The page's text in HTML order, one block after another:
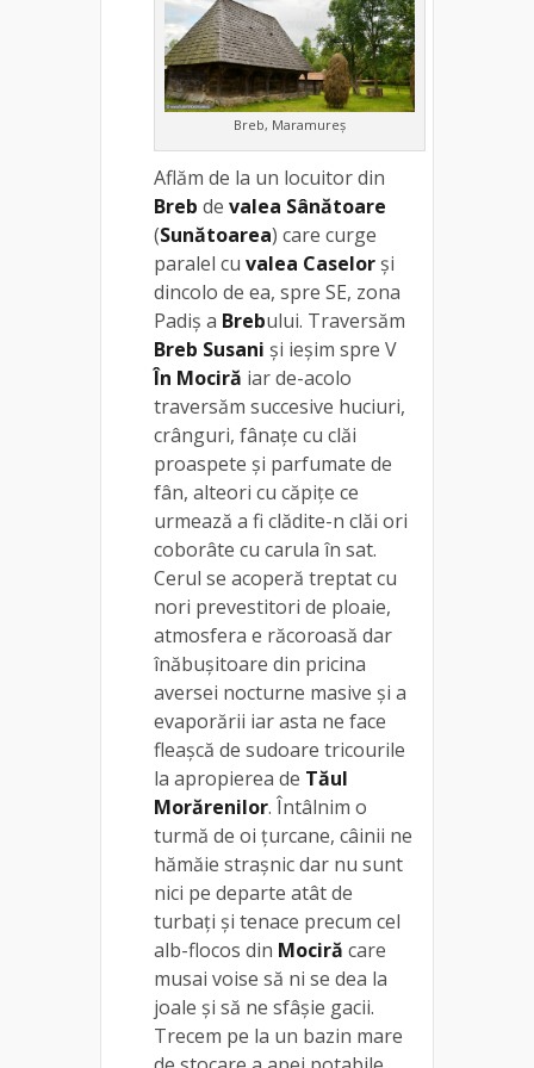
Breb, Maramureș
Aflăm de la un locuitor din
Breb de valea Sânătoare
(Sunătoarea) care curge
paralel cu valea Caselor și
dincolo de ea, spre SE, zona
Padiș a Brebului. Traversăm
Breb Susani și ieșim spre V
În Mociră iar de-acolo
traversăm succesive huciuri,
crânguri, fânațe cu clăi
proaspete și parfumate de
fân, alteori cu căpițe ce
urmează a fi clădite-n clăi ori
coborâte cu carula în sat.
Cerul se acoperă treptat cu
nori prevestitori de ploaie,
atmosfera e răcoroasă dar
înăbușitoare din pricina
aversei nocturne masive și a
evaporării iar asta ne face
fleașcă de sudoare tricourile
la apropierea de Tăul
Morărenilor. Întâlnim o
turmă de oi țurcane, câinii ne
hămăie strașnic dar nu sunt
nici pe departe atât de
turbați și tenace precum cel
alb-flocos din Mociră care
musai voise să ni se dea la
joale și să ne sfâșie gacii.
Trecem pe la un bazin mare